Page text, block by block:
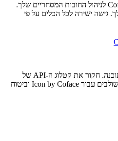
פלטפורמה מקוונת של Coface לניהול החובות המסחריים שלך.
גישה ישירה לכל הכלים על פי
תפסיק ללהטט בין יישומי תוכנה. חקור את קטלוג ה-API של
Coface ואת הפתרונות המשולבים עבור Icon by Coface וביטוח